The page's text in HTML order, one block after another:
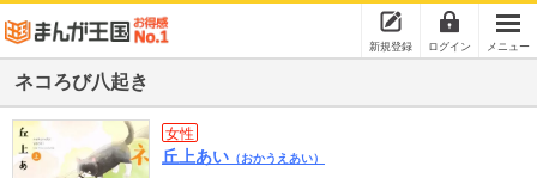
新規登録 ログイン メニュー
ネコろび八起き
女性
丘上あい （おかうえあい）